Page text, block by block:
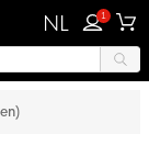
NL 1